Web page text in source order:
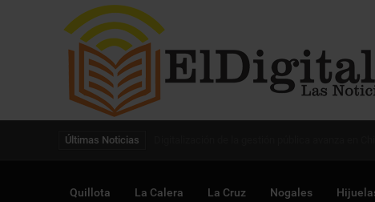
Últimas Noticias
Quillota La Calera La Cruz Nogales